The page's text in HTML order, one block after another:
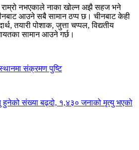
राम्रो नभएकाले नाका खोल्न अझै सहज भने
आउने सबै सामान ठप्प छ। चीनबाट केही
तयारी पोशाक, जुत्ता चप्पल, विद्यतीय
सामान आउने गर्छ।
संक्रमण पुष्टि
हुनेको संख्या बढ्दो, १,४३० जनाको मृत्यु भएको